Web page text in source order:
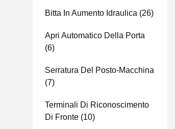
Bitta In Aumento Idraulica (26)
Apri Automatico Della Porta
(6)
Serratura Del Posto-Macchina
(7)
Terminali Di Riconoscimento
Di Fronte (10)